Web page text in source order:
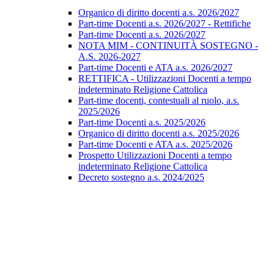
Organico di diritto docenti a.s. 2026/2027
Part-time Docenti a.s. 2026/2027 - Rettifiche
Part-time Docenti a.s. 2026/2027
NOTA MIM - CONTINUITÀ SOSTEGNO -
A.S. 2026-2027
Part-time Docenti e ATA a.s. 2026/2027
RETTIFICA - Utilizzazioni Docenti a tempo
indeterminato Religione Cattolica
Part-time docenti, contestuali al ruolo, a.s.
2025/2026
Part-time Docenti a.s. 2025/2026
Organico di diritto docenti a.s. 2025/2026
Part-time Docenti e ATA a.s. 2025/2026
Prospetto Utilizzazioni Docenti a tempo
indeterminato Religione Cattolica
Decreto sostegno a.s. 2024/2025